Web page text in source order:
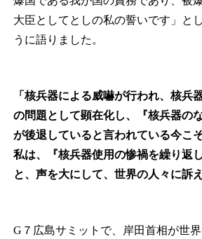
大臣としてとしの私の誓いです」と
うに語りました。
「 核兵器による威嚇が行われ、核兵
の問題として顕在化し、『核兵器の
が後退していると言われている今こ
私は、『核兵器使用の惨禍を繰り返
と、声を大にして、世界の人々に訴
G７広島サミットで、岸田首相が世界